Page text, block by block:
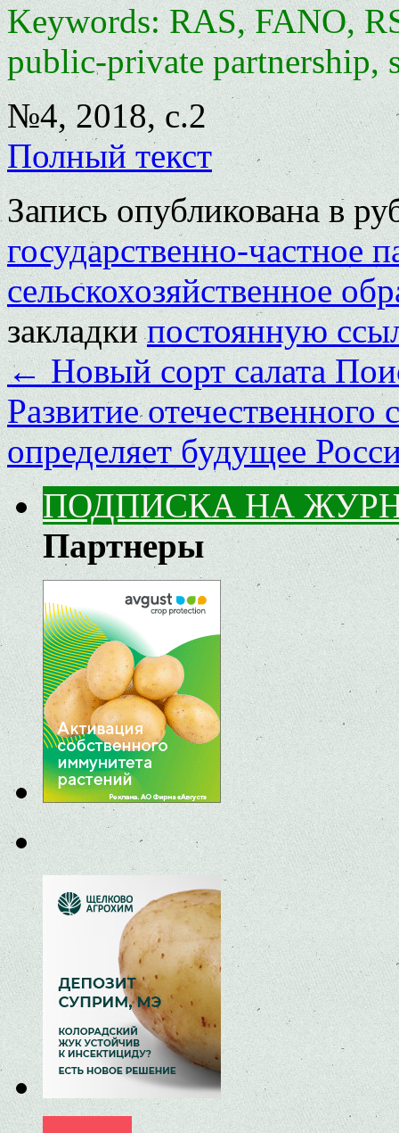
Keywords: RAS, FANO,
public-private partnership,
№4, 2018, с.2
Полный текст
Запись опубликована в
государственно-частное
сельскохозяйственное
закладкипостоянную
←Новый сорт салата
Развитие
определяет будущее
ПОДПИСКА НА
Партнеры